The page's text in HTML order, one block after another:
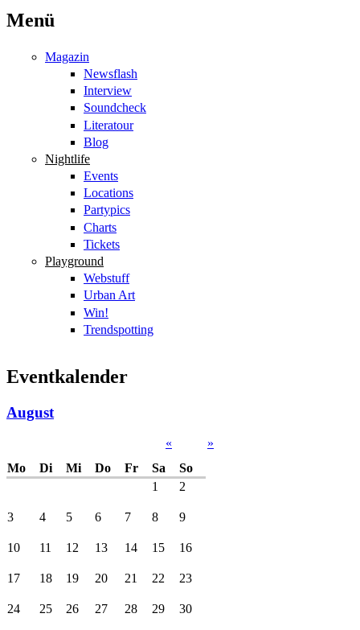
Menü
Magazin
Newsflash
Interview
Soundcheck
Literatour
Blog
Nightlife
Events
Locations
Partypics
Charts
Tickets
Playground
Webstuff
Urban Art
Win!
Trendspotting
Eventkalender
August
«
»
Mo
Di Mi Do Fr Sa
So
1
2
3 4 5 6 7 8 9
10 11 12 13 14 15 16
17 18 19 20 21 22 23
24 25 26 27 28 29 30